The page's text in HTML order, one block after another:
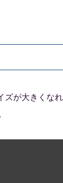
ズが大きくなれ